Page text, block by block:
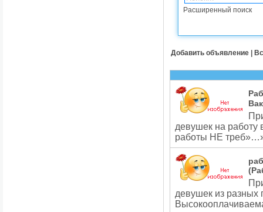
Расширенный поиск
Добавить объявление
девушек на работу
работы НЕ
девушек из разных